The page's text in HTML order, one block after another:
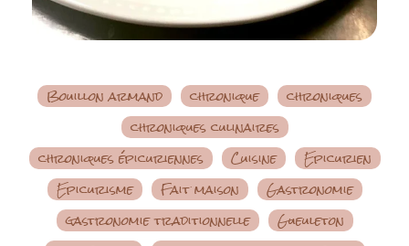
Bouillon armand chronique
chroniques
chroniques culinaires
chroniques épicuriennes
Cuisine
Epicurien
Epicurisme
Fait maison
Gastronomie
gastronomie traditionnelle
Gueuleton